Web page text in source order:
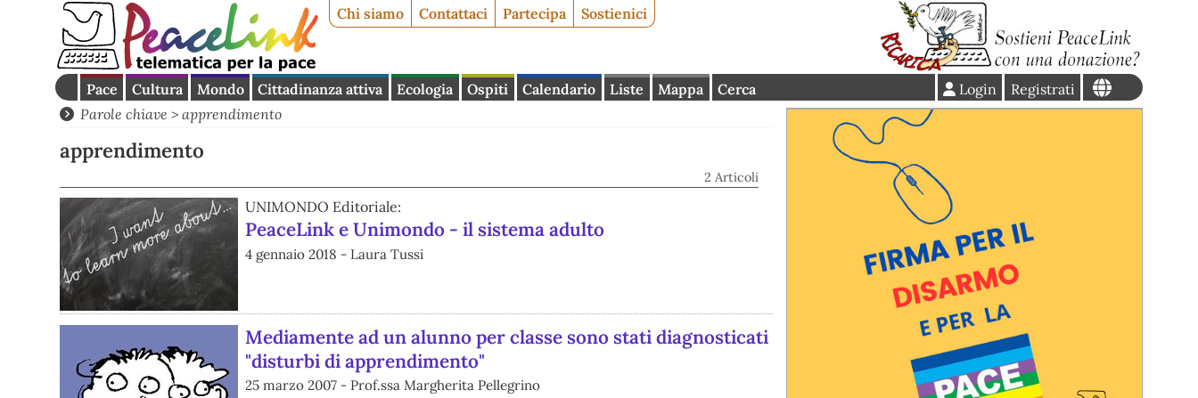
Chi siamo Contattaci Partecipa Sostienici
Pace Cultura Mondo Cittadinanza attiva Ecologia Ospiti Calendario Liste Mappa Cerca Registrati
Login
Parole chiave > apprendimento
apprendimento
2 Articoli
UNIMONDO Editoriale:
PeaceLink e Unimondo - il sistema adulto
4 gennaio 2018 - Laura Tussi
Mediamente ad un alunno per classe sono stati diagnosticati
"disturbi di apprendimento"
25 marzo 2007 - Prof.ssa Margherita Pellegrino